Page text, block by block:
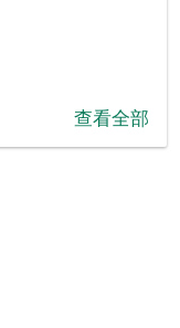
查看全部